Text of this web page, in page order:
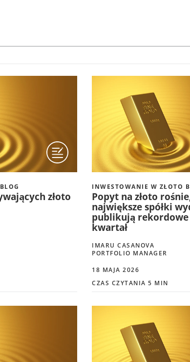
złoto
INWESTOWANIE W ZŁOTO
Popyt na złoto
największe spółki
publikują
kwartał
IMARU CASANOVA
PORTFOLIO MANAGER
18 MAJA 2026
CZAS CZYTANIA 5 MIN